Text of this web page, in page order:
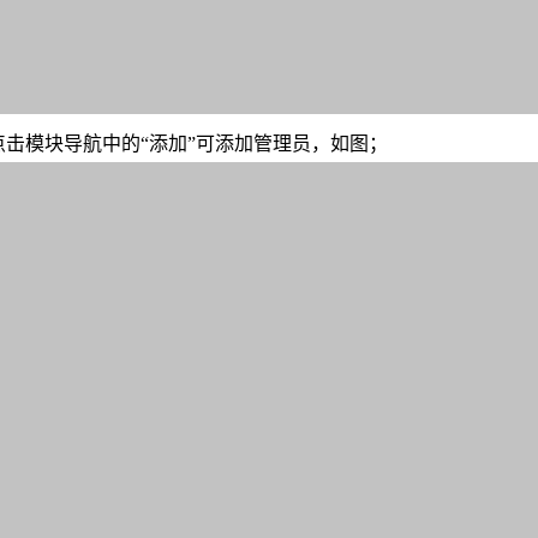
模块导航中的“添加”可添加管理员，如图；